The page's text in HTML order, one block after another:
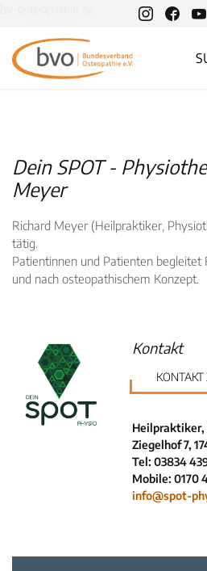
Dein SPOT -
Meyer
Richard Meyer (Heilpraktiker,
tätig.
Patientinnen und Patienten begleitet
und nach osteopathischem Konzept.
Kontakt
Ziegelhof 7,
Tel: 03834
Mobile: 0170
info@spot-
INHALTSTYP
Krankenkassen
Neuigkeiten
Kleinanzeigen
Veranstaltungen